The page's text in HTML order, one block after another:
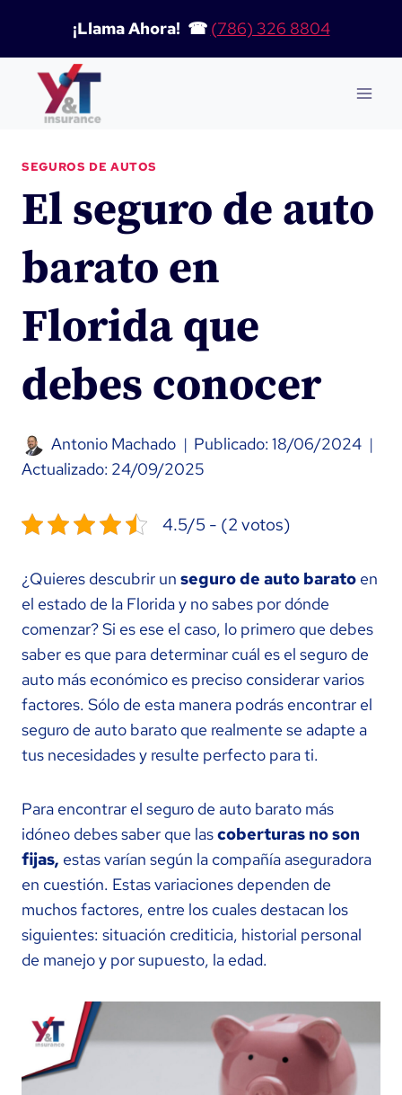
contenido
¡Llama Ahora! ☎ (786) 326 8804
SEGUROS DE AUTOS
El seguro de auto
barato en
Florida que
debes conocer
Antonio Machado Publicado:18/06/2024
Actualizado: 24/09/2025
4.5/5 - (2 votos)
¿Quieres descubrir un seguro de auto barato en
el estado de la Florida y no sabes por dónde
comenzar? Si es ese el caso, lo primero que debes
saber es que para determinar cuál es el seguro de
auto más económico es preciso considerar varios
factores. Sólo de esta manera podrás encontrar el
seguro de auto barato que realmente se adapte a
tus necesidades y resulte perfecto para ti.
Para encontrar el seguro de auto barato más
idóneo debes saber que lascoberturas no son
fijas, estas varían según la compañía aseguradora
en cuestión. Estas variaciones dependen de
muchos factores, entre los cuales destacan los
siguientes: situación crediticia, historial personal
de manejo y por supuesto, la edad.